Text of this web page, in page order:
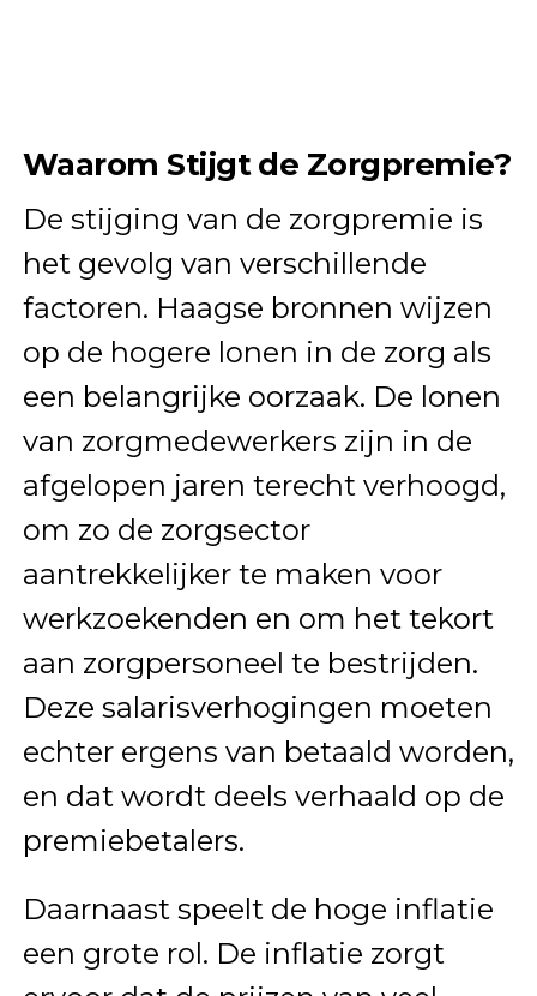
Waarom Stijgt de Zorgpremie?
De stijging van de zorgpremie is
het gevolg van verschillende
factoren. Haagse bronnen wijzen
op de hogere lonen in de zorg als
een belangrijke oorzaak. De lonen
van zorgmedewerkers zijn in de
afgelopen jaren terecht verhoogd,
om zo de zorgsector
aantrekkelijker te maken voor
werkzoekenden en om het tekort
aan zorgpersoneel te bestrijden.
Deze salarisverhogingen moeten
echter ergens van betaald worden,
en dat wordt deels verhaald op de
premiebetalers.
Daarnaast speelt de hoge inflatie
een grote rol. De inflatie zorgt